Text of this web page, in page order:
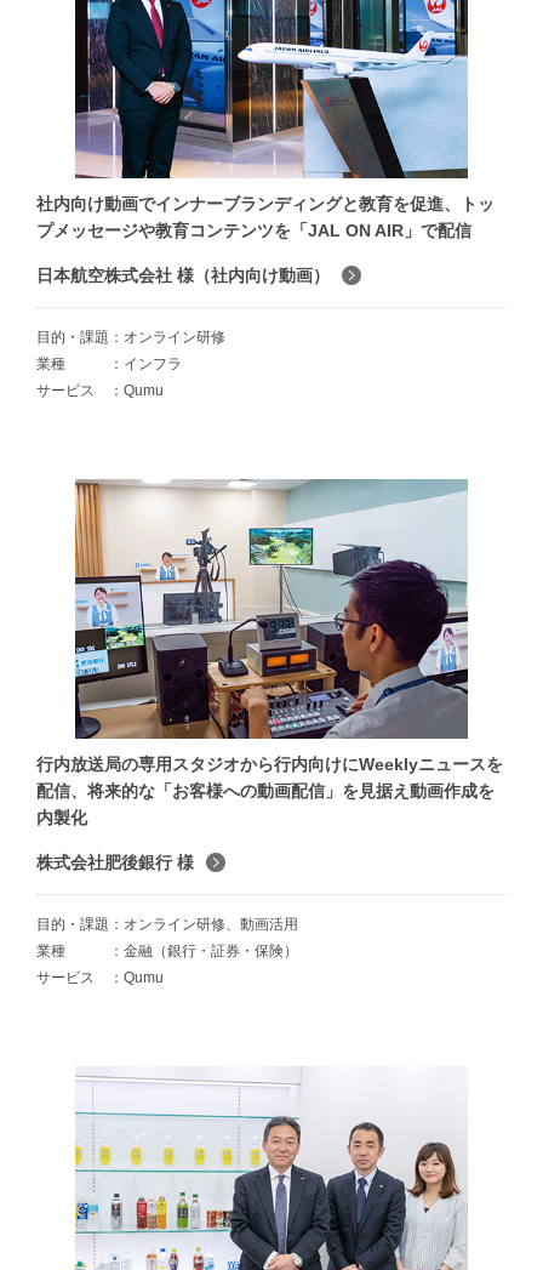
社内向け動画でインナーブランディングと教育を促進、トッ
プメッセージや教育コンテンツを「JAL ON AIR」で配信
日本航空株式会社 様（社内向け動画）
目的・課題
オンライン研修
業種
インフラ
サービス
Qumu
行内放送局の専用スタジオから行内向けにWeeklyニュースを
配信、将来的な「お客様への動画配信」を見据え動画作成を
内製化
株式会社肥後銀行 様
目的・課題
オンライン研修、動画活用
業種
金融（銀行・証券・保険）
サービス
Qumu